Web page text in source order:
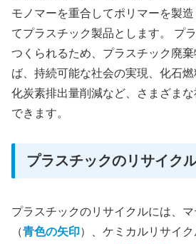
モノマーを重合してポリマーを製
てプラスチック製品とします。 プ
つくられるため、プラスチック廃
ば、持続可能な社会の実現、化石
化炭素排出量削減など、さまざま
できます。
プラスチックのリサイク
プラスチックのリサイクルには、
（青色の矢印）、ケミカルリサイク